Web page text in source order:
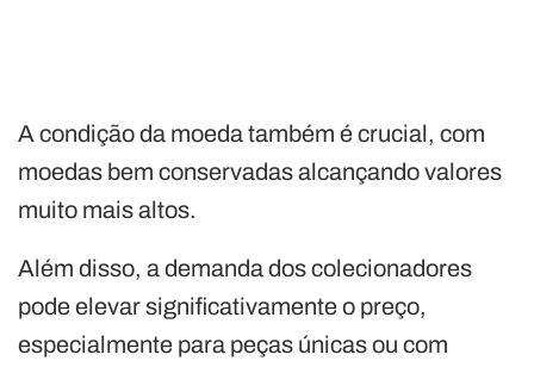
A condição da moeda também é crucial, com
moedas bem conservadas alcançando valores
muito mais altos.
Além disso, a demanda dos colecionadores
pode elevar significativamente o preço,
especialmente para peças únicas ou com